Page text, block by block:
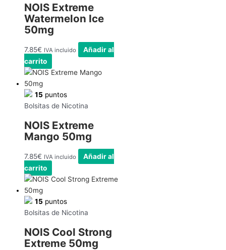
NOIS Extreme
Watermelon Ice
50mg
7.85€ IVA incluido
Añadir al
carrito
15 puntos
Bolsitas de Nicotina
NOIS Extreme
Mango 50mg
7.85€ IVA incluido
Añadir al
carrito
15 puntos
Bolsitas de Nicotina
NOIS Cool Strong
Extreme 50mg